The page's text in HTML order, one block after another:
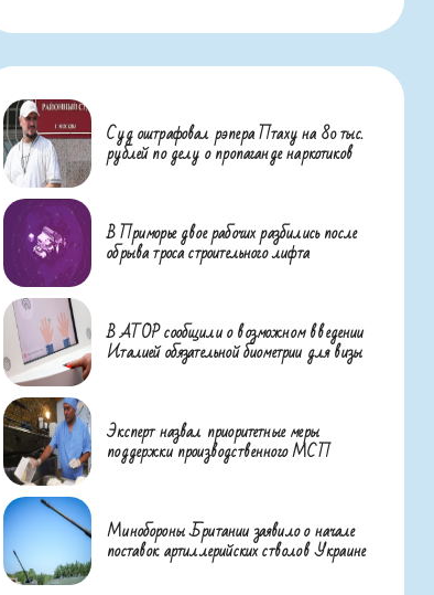
Суд оштрафовал рэпера Птаху на 80 тыс.
рублей по делу о пропаганде наркотиков
В Приморье двое рабочих разбились после
обрыва троса строительного лифта
В АТОР сообщили о возможном введении
Италией обязательной биометрии для визы
Эксперт назвал приоритетные меры
поддержки производственного МСП
Минобороны Британии заявило о начале
поставок артиллерийских стволов Украине